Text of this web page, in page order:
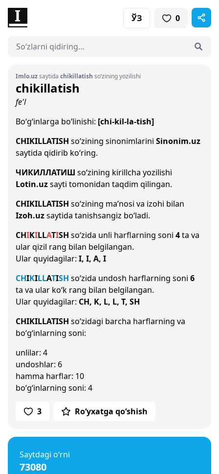
ЎЗ 0
Imlo.uzsaytida chikillatish so‘zining yozilishi
chikillatish
fe'l
Bo‘g‘inlarga bo‘linishi: [chi-kil-la-tish]
CHIKILLATISH so‘zining sinonimlarini Sinonim.uz
saytida qidirib ko‘ring.
ЧИКИЛЛАТИШ so‘zining kirillcha yozilishi
Lotin.uzsayti tomonidan taqdim qilingan.
CHIKILLATISH so‘zining ma’nosi va izohi bilan
Izoh.uzsaytida tanishsangiz bo‘ladi.
CHIKILLATISH so‘zida unli harflarning soni 4ta va
ular qizil rang bilan belgilangan.
Ular quyidagilar: I, I, A, I
CHIKILLATISH so‘zida undosh harflarning soni 6
ta va ular ko‘k rang bilan belgilangan.
Ular quyidagilar: CH, K, L, L, T, SH
CHIKILLATISH so‘zidagi barcha harflarning va
bo‘g‘inlarning soni:
unlilar: 4
undoshlar: 6
hamma harflar: 10
bo‘g‘inlarning soni: 4
3 Ro‘yxatga qo‘shish
Saytdagi o‘rni
73080